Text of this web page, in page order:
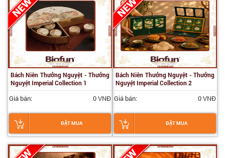
Bách Niên Thưởng Nguyệt - Thưởng
Nguyệt Imperial Collection 1
Giá bán: 0 VNĐ
ĐẶT MUA
Bách Niên Thưởng Nguyệt - Thưởng
Nguyệt Imperial Collection 2
Giá bán: 0 VNĐ
ĐẶT MUA